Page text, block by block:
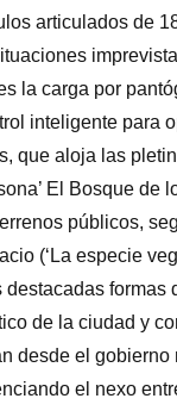
articulados de
la carga por
inteligente para
que aloja las
El Bosque de
públicos,
(‘La especie
formas
de la ciudad y
desde el
el nexo